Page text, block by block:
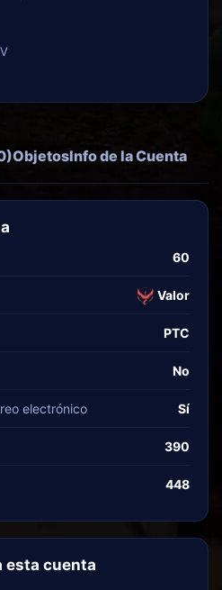
ObjetosInfo de la Cuenta
60
Valor
PTC
No
electrónico Sí
390
448
esta cuenta